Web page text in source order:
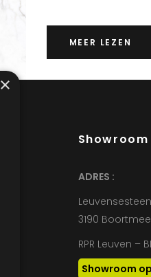
MEER LEZEN
Showroom
ADRES :
3190
RPR Leuven –
Showroom
×